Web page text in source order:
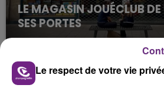
LE MAGASIN JOUÉCLUB DE
SES PORTES
C'était l'une des institutions du
rémois. Le magasin JouéClub
fermer ses portes.
TITRES DIFFUSÉS
Le respect de votre vie